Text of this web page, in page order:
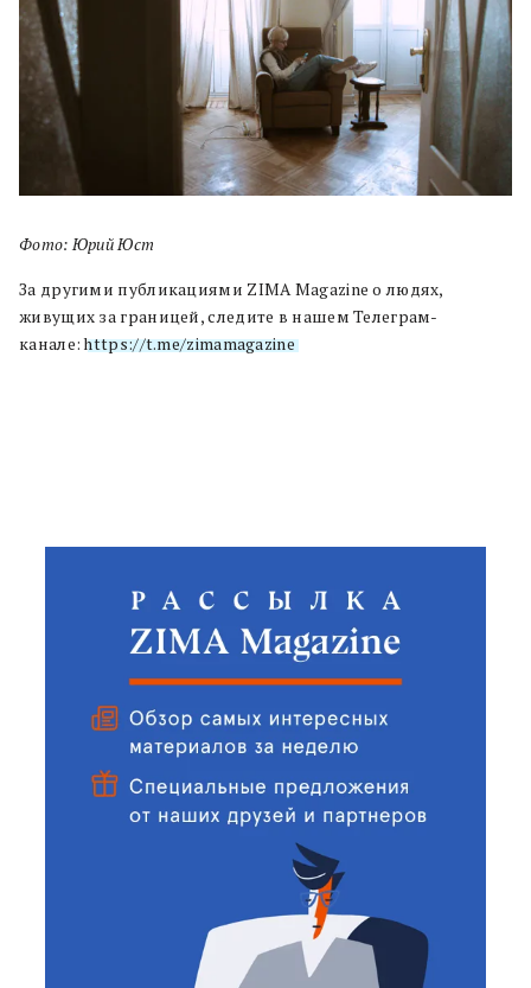
Фото: Юрий Юст
За другими публикациями ZIMA Magazine о людях,
живущих за границей, следите в нашем Телеграм-
канале:https://t.me/zimamagazine